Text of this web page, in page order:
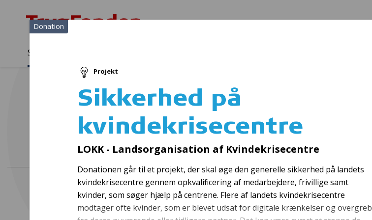
Sådan støtter vi
Projekter og donationer
Oplevelser for
Donation
Projekt
Sikkerhed på
kvindekrisecentre
LOKK - Landsorganisation af Kvindekrisecentre
Donationen går til et projekt, der skal øge den generelle sikkerhed på landets
kvindekrisecentre gennem opkvalificering af medarbejdere, frivillige samt
kvinder, som søger hjælp på centrene. Flere af landets kvindekrisecentre
modtager ofte kvinder, som er blevet udsat for digitale krænkelser og overgreb